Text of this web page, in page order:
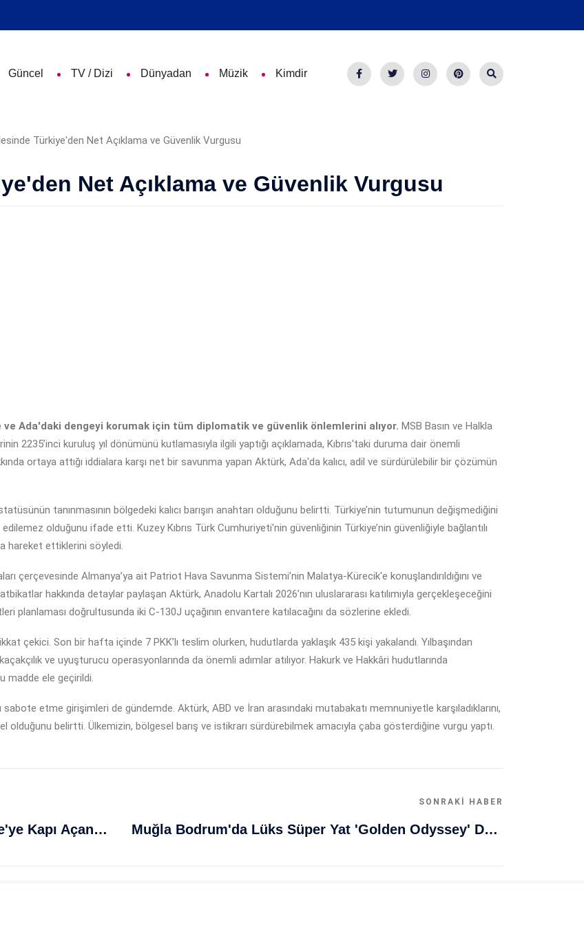
Güncel TV / Dizi Dünyadan Müzik Kimdir
Net Açıklama ve Güvenlik Vurgusu
ve Ada'daki dengeyi korumak için tüm diplomatik ve güvenlik önlemlerini alıyor. MSB Basın ve Halkla
2235’inci kuruluş yıl dönümünü kutlamasıyla ilgili yaptığı açıklamada, Kıbrıs'taki duruma dair önemli
ortaya attığı iddialara karşı net bir savunma yapan Aktürk, Ada'da kalıcı, adil ve sürdürülebilir bir çözümün
tanınmasının bölgedeki kalıcı barışın anahtarı olduğunu belirtti. Türkiye’nin tutumunun değişmediğini
edilemez olduğunu ifade etti. Kuzey Kıbrıs Türk Cumhuriyeti'nin güvenliğinin Türkiye’nin güvenliğiyle bağlantılı
hareket ettiklerini söyledi.
çerçevesinde Almanya’ya ait Patriot Hava Savunma Sistemi’nin Malatya-Kürecik'e konuşlandırıldığını ve
hakkında detaylar paylaşan Aktürk, Anadolu Kartalı 2026’nın uluslararası katılımıyla gerçekleşeceğini
planlaması doğrultusunda iki C-130J uçağının envantere katılacağını da sözlerine ekledi.
çekici. Son bir hafta içinde 7 PKK’lı teslim olurken, hudutlarda yaklaşık 435 kişi yakalandı. Yılbaşından
ve uyuşturucu operasyonlarında da önemli adımlar atılıyor. Hakurk ve Hakkâri hudutlarında
madde ele geçirildi.
sabote etme girişimleri de gündemde. Aktürk, ABD ve İran arasındaki mutabakatı memnuniyetle karşıladıklarını,
belirtti. Ülkemizin, bölgesel barış ve istikrarı sürdürebilmek amacıyla çaba gösterdiğine vurgu yaptı.
F-35 Krizi Çözülebilir: Trump'tan Türkiye'ye Kapı Açan Sinyaller
SONRAKI HABER
Muğla Bodrum'da Lüks Süper Yat 'Golden Odyssey' Demirledi